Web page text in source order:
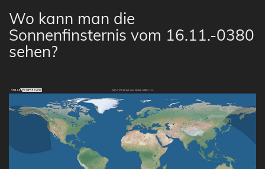
Wo kann man die
Sonnenfinsternis vom 16.11.-0380
sehen?